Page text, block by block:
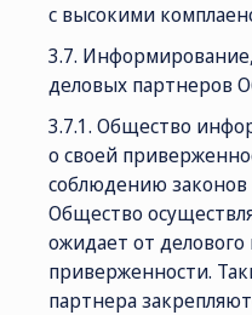
с высокими
3.7.
деловых партнеров
3.7.1. Общество
о своей
соблюдению
Общество
ожидает от
приверженности.
партнера